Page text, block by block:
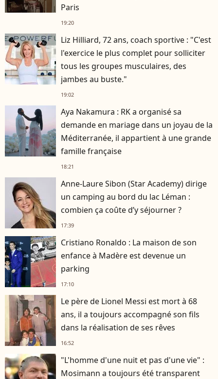
Paris
19:20
Liz Hilliard, 72 ans, coach sportive : "C'est
l'exercice le plus complet pour solliciter
tous les groupes musculaires, des
jambes au buste."
19:02
Aya Nakamura : RK a organisé sa
demande en mariage dans un joyau de la
Méditerranée, il appartient à une grande
famille française
18:21
Anne-Laure Sibon (Star Academy) dirige
un camping au bord du lac Léman :
combien ça coûte d’y séjourner ?
17:39
Cristiano Ronaldo : La maison de son
enfance à Madère est devenue un
parking
17:10
Le père de Lionel Messi est mort à 68
ans, il a toujours accompagné son fils
dans la réalisation de ses rêves
16:52
"L'homme d'une nuit et pas d'une vie" :
Mosimann a toujours été transparent